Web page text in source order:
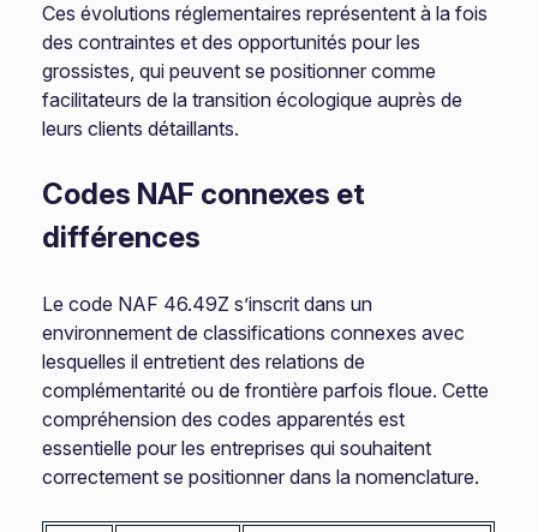
Ces évolutions réglementaires représentent à la fois
des contraintes et des opportunités pour les
grossistes, qui peuvent se positionner comme
facilitateurs de la transition écologique auprès de
leurs clients détaillants.
Codes NAF connexes et
différences
Le code NAF 46.49Z s’inscrit dans un
environnement de classifications connexes avec
lesquelles il entretient des relations de
complémentarité ou de frontière parfois floue. Cette
compréhension des codes apparentés est
essentielle pour les entreprises qui souhaitent
correctement se positionner dans la nomenclature.